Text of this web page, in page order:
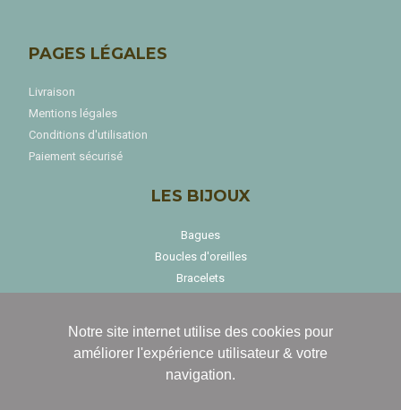
PAGES LÉGALES
Livraison
Mentions légales
Conditions d'utilisation
Paiement sécurisé
LES BIJOUX
Bagues
Boucles d'oreilles
Bracelets
Notre site internet utilise des cookies pour
améliorer l'expérience utilisateur & votre
navigation.